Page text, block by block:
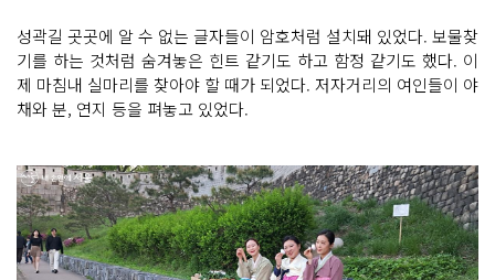
성곽길 곳곳에 알 수 없는 글자들이 암호처럼 설치돼 있었다. 보물찾
기를 하는 것처럼 숨겨놓은 힌트 같기도 하고 함정 같기도 했다. 이
제 마침내 실마리를 찾아야 할 때가 되었다. 저자거리의 여인들이 야
채와 분, 연지 등을 펴놓고 있었다.